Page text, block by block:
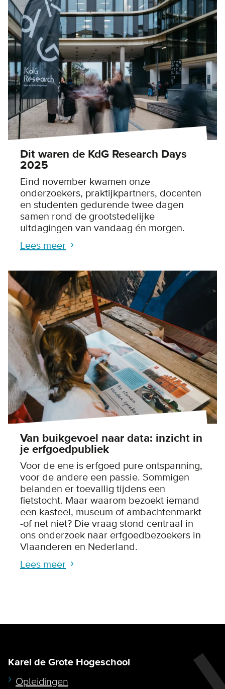
Dit waren de KdG Research Days
2025
Eind november kwamen onze
onderzoekers, praktijkpartners, docenten
en studenten gedurende twee dagen
samen rond de grootstedelijke
uitdagingen van vandaag én morgen.
Lees meer
Van buikgevoel naar data: inzicht in
je erfgoedpubliek
Voor de ene is erfgoed pure ontspanning,
voor de andere een passie. Sommigen
belanden er toevallig tijdens een
fietstocht. Maar waarom bezoekt iemand
een kasteel, museum of ambachtenmarkt
-of net niet? Die vraag stond centraal in
ons onderzoek naar erfgoedbezoekers in
Vlaanderen en Nederland.
Lees meer
Karel de Grote Hogeschool
Opleidingen